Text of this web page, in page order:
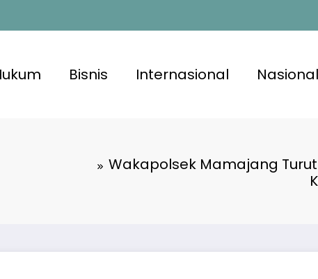
Bisnis Internasional Nasional
Wakapolsek Mamajang